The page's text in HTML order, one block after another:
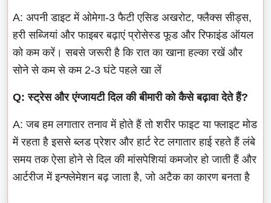
A: अपनी डाइट में ओमेगा-3 फैटी एसिड अखरोट, फ्लैक्स सीड्स,
हरी सब्जियां और फाइबर बढ़ाएं प्रोसेस्ड फूड और रिफाइंड ऑयल
को कम करें। सबसे जरूरी है कि रात का खाना हल्का रखें और
सोने से कम से कम 2-3 घंटे पहले खा लें
Q: स्ट्रेस और एंग्जायटी दिल की बीमारी को कैसे बढ़ावा देते हैं?
A: जब हम लगातार तनाव में होते हैं तो शरीर फाइट या फ्लाइट मोड
में रहता है इससे ब्लड प्रेशर और हार्ट रेट लगातार हाई रहते हैं लंबे
समय तक ऐसा होने से दिल की मांसपेशियां कमजोर हो जाती हैं और
आर्टरीज में इन्फ्लेमेशन बढ़ जाता है, जो अटैक का कारण बनता है